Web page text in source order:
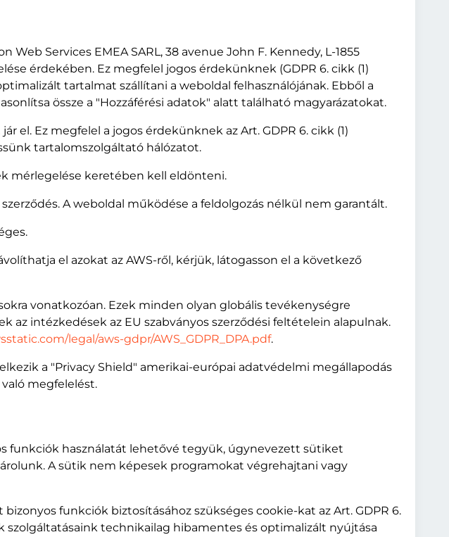
Services EMEA SARL, 38 avenue John F. Kennedy, L-1855
érdekében. Ez megfelel jogos érdekünknek (GDPR 6. cikk (1)
tartalmat szállítani a weboldal felhasználójának. Ebből a
össze a "Hozzáférési adatok" alatt található magyarázatokat.
el. Ez megfelel a jogos érdekünknek az Art. GDPR 6. cikk (1)
tartalomszolgáltató hálózatot.
mérlegelése keretében kell eldönteni.
A weboldal működése a feldolgozás nélkül nem garantált.
el azokat az AWS-ről, kérjük, látogasson el a következő
vonatkozóan. Ezek minden olyan globális tevékenységre
az intézkedések az EU szabványos szerződési feltételein alapulnak.
legal/aws-gdpr/AWS_GDPR_DPA.pdf.
a "Privacy Shield" amerikai-európai adatvédelmi megállapodás
megfelelést.
funkciók használatát lehetővé tegyük, úgynevezett sütiket
A sütik nem képesek programokat végrehajtani vagy
funkciók biztosításához szükséges cookie-kat az Art. GDPR 6.
szolgáltatásaink technikailag hibamentes és optimalizált nyújtása